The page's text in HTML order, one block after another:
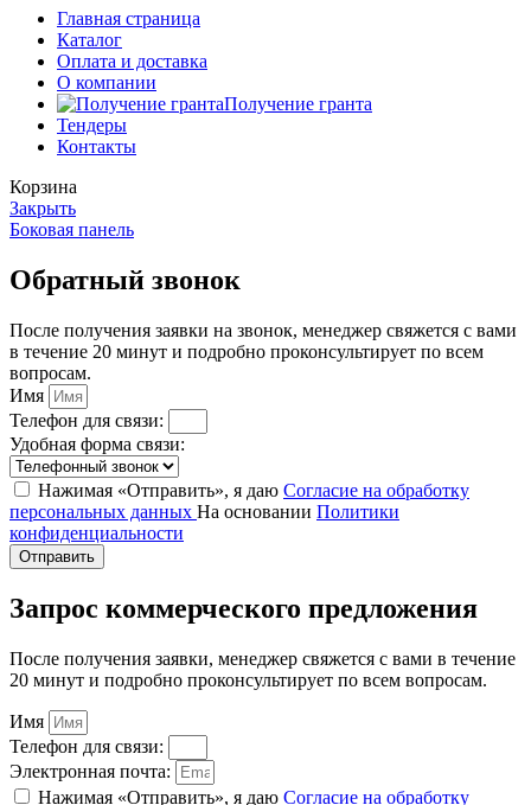
Главная страница
Каталог
Оплата и доставка
О компании
Получение гранта
Тендеры
Контакты
Корзина
Закрыть
Боковая панель
Обратный звонок
После получения заявки на звонок, менеджер свяжется с вами
в течение 20 минут и подробно проконсультирует по всем
вопросам.
Имя
Телефон для связи:
Удобная форма связи:
Нажимая «Отправить», я даю Согласие на обработку
персональных данных На основании Политики
конфиденциальности
Отправить
Запрос коммерческого предложения
После получения заявки, менеджер свяжется с вами в течение
20 минут и подробно проконсультирует по всем вопросам.
Имя
Телефон для связи:
Электронная почта:
Нажимая «Отправить», я даю Согласие на обработку